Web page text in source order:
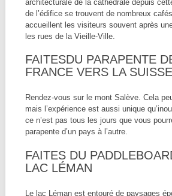
architecturale de la cathédrale depuis
de l’édifice se trouvent de nombreux
accueillent les visiteurs souvent après
les rues de la Vieille-Ville.
FAITESDU PARAPENTE
FRANCE VERS LA SUISSE
Rendez-vous sur le mont Salève. Cela
mais l’expérience est aussi unique
ce n’est pas tous les jours que vous
parapente d’un pays à l’autre.
FAITES DU
LAC LÉMAN
Le lac Léman est entouré de paysages